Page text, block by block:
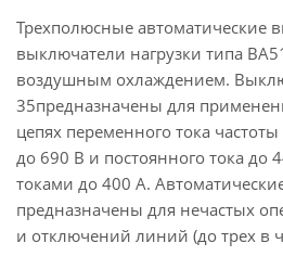
Трехполюсные автоматические
выключатели нагрузки типа
воздушным охлаждением.
35предназначены для
цепях переменного тока
до 690 В и постоянного тока до
токами до 400 А.
предназначены для нечастых
и отключений линий (до трех в